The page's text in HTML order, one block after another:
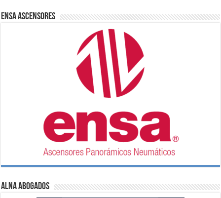
ENSA Ascensores
ALNA Abogados